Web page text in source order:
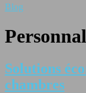
Blog
Solutions
chambres